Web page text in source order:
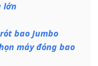
lớn
bao Jumbo
máy đóng bao